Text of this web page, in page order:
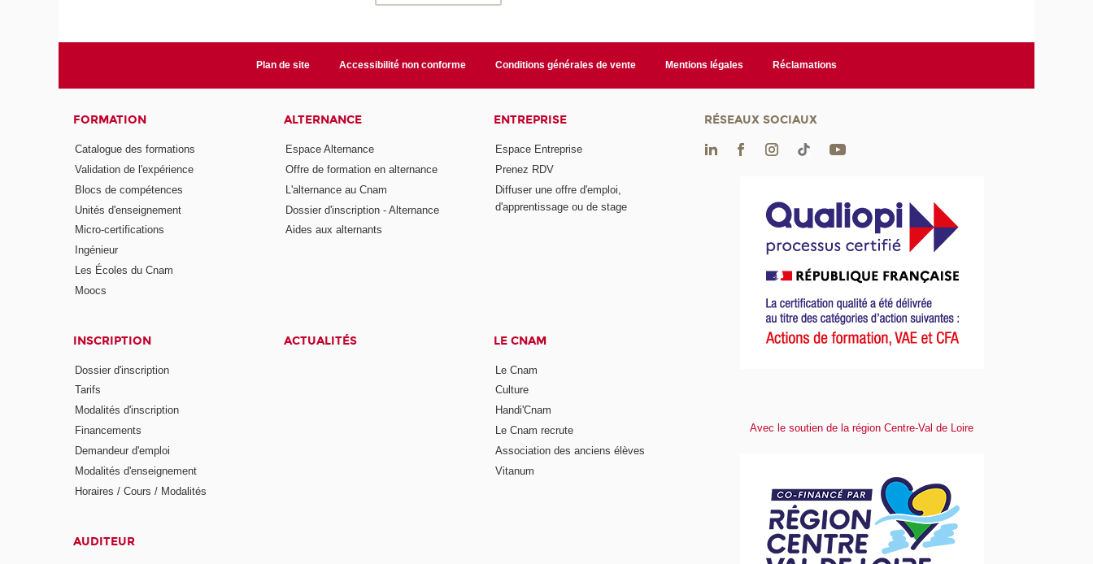
Plan de site Accessibilité non conforme Conditions générales de vente Mentions légales Réclamations
FORMATION
Catalogue des formations
Validation de l'expérience
Blocs de compétences
Unités d'enseignement
Micro-certifications
Ingénieur
Les Écoles du Cnam
Moocs
ALTERNANCE
Espace Alternance
Offre de formation en alternance
L'alternance au Cnam
Dossier d'inscription - Alternance
Aides aux alternants
ENTREPRISE
Espace Entreprise
Prenez RDV
Diffuser une offre d'emploi,
d'apprentissage ou de stage
INSCRIPTION
Dossier d'inscription
Tarifs
Modalités d'inscription
Financements
Demandeur d'emploi
Modalités d'enseignement
Horaires / Cours / Modalités
ACTUALITÉS LE CNAM
Le Cnam
Culture
Handi'Cnam
Le Cnam recrute
Association des anciens élèves
Vitanum
AUDITEUR
RÉSEAUX SOCIAUX
Avec le soutien de la région Centre-Val de Loire